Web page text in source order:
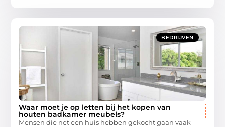
BEDRIJVEN
Waar moet je op letten bij het kopen van
houten badkamer meubels?
Mensen die net een huis hebben gekocht gaan vaak